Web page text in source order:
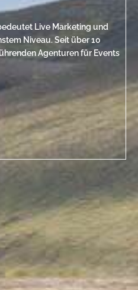
Live Marketing und
Niveau. Seit über 10
Agenturen für Events